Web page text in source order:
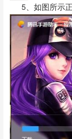
5、如图所示正